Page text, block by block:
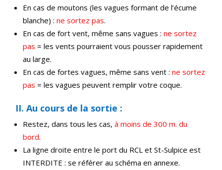
En cas de moutons (les vagues formant de l’écume
blanche) : ne sortez pas.
En cas de fort vent, même sans vagues : ne sortez
pas = les vents pourraient vous pousser rapidement
au large.
En cas de fortes vagues, même sans vent : ne sortez
pas = les vagues peuvent remplir votre coque.
II. Au cours de la sortie :
Restez, dans tous les cas, à moins de 300 m. du
bord.
La ligne droite entre le port du RCL et St-Sulpice est
INTERDITE : se référer au schéma en annexe.